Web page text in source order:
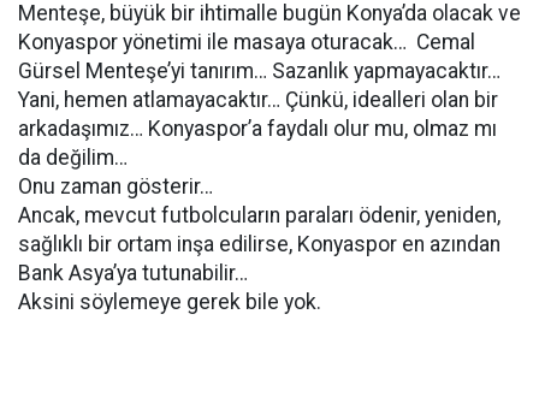
Menteşe, büyük bir ihtimalle bugün Konya’da olacak ve
Konyaspor yönetimi ile masaya oturacak… Cemal
Gürsel Menteşe’yi tanırım… Sazanlık yapmayacaktır…
Yani, hemen atlamayacaktır… Çünkü, idealleri olan bir
arkadaşımız… Konyaspor’a faydalı olur mu, olmaz mı
da değilim…
Onu zaman gösterir…
Ancak, mevcut futbolcuların paraları ödenir, yeniden,
sağlıklı bir ortam inşa edilirse, Konyaspor en azından
Bank Asya’ya tutunabilir…
Aksini söylemeye gerek bile yok.